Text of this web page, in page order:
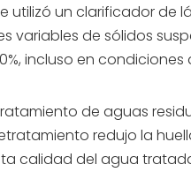
utilizó un clarificador de
de sólidos
incluso en
de aguas
redujo la
calidad del agua